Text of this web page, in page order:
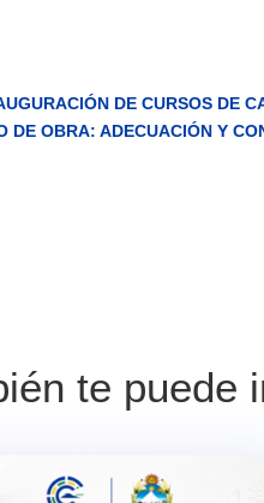
DE CURSOS DE
DE OBRA: ADECUACIÓN Y
te puede